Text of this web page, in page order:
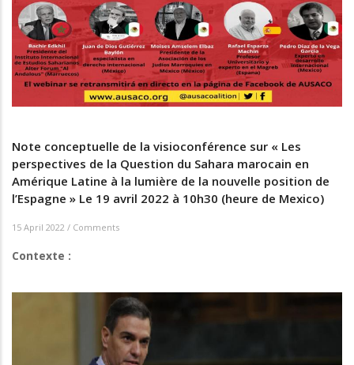
Note conceptuelle de la visioconférence sur « Les
perspectives de la Question du Sahara marocain en
Amérique Latine à la lumière de la nouvelle position de
l’Espagne » Le 19 avril 2022 à 10h30 (heure de Mexico)
15 April 2022 / Comments
Contexte :